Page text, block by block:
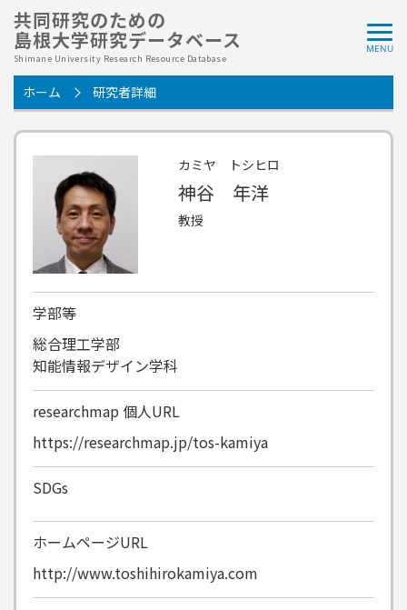
共同研究のための
島根大学研究データベース
Shimane University Research Resource Database
ホーム 研究者詳細
カミヤ トシヒロ
神谷 年洋
教授
学部等
総合理工学部
知能情報デザイン学科
researchmap 個人URL
https://researchmap.jp/tos-kamiya
SDGs
ホームページURL
http://www.toshihirokamiya.com